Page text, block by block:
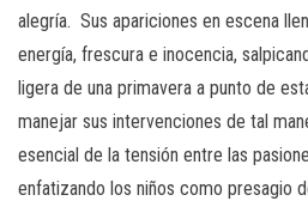
alegría. Sus apariciones en escena
energía, frescura e inocencia,
ligera de una primavera a punto de
manejar sus intervenciones de tal
esencial de la tensión entre las
enfatizando los niños como presagio